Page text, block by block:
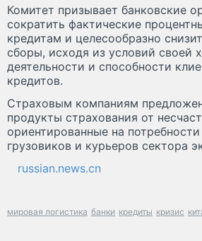
Комитет призывает банковские
сократить фактические
кредитам и целесообразно
сборы, исходя из условий своей
деятельности и способности
кредитов.
Страховым компаниям
продукты страхования от
ориентированные на
грузовиков и курьеров сектора
russian.news.cn
мировая логистика банки кредиты кризис